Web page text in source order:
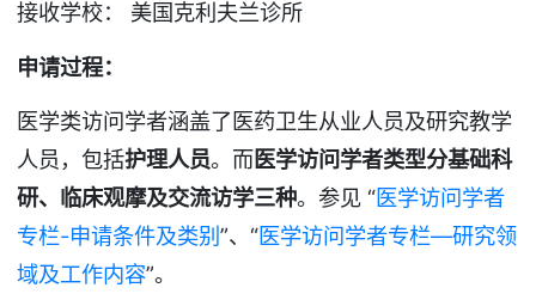
接收学校： 美国克利夫兰诊所
申请过程：
医学类访问学者涵盖了医药卫生从业人员及研究教学
人员，包括护理人员。而医学访问学者类型分基础科
研、临床观摩及交流访学三种。参见 “医学访问学者
专栏-申请条件及类别 ”、“医学访问学者专栏—研究领
域及工作内容”。